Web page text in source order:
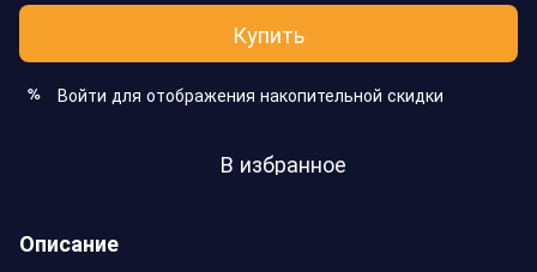
Купить
% Войти для отображения накопительной скидки
В избранное
Описание